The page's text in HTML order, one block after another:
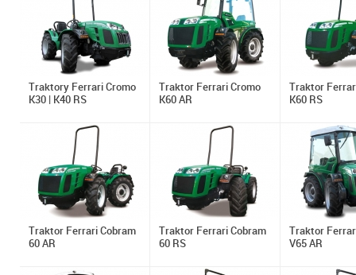
Traktory Ferrari Cromo
K30 | K40 RS
Traktor Ferrari Cromo
K60 AR
Traktor
K60 RS
Traktor Ferrari Cobram
60 AR
Traktor Ferrari Cobram
60 RS
Traktor
V65 AR